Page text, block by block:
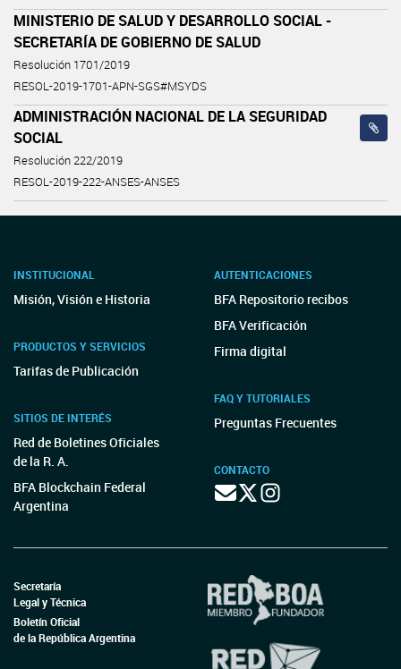
MINISTERIO DE SALUD Y DESARROLLO SOCIAL -
SECRETARÍA DE GOBIERNO DE SALUD
Resolución 1701/2019
RESOL-2019-1701-APN-SGS#MSYDS
ADMINISTRACIÓN NACIONAL DE LA SEGURIDAD
SOCIAL
Resolución 222/2019
RESOL-2019-222-ANSES-ANSES
INSTITUCIONAL
Misión, Visión e Historia
PRODUCTOS Y SERVICIOS
Tarifas de Publicación
SITIOS DE INTERÉS
Red de Boletines Oficiales
de la R. A.
BFA Blockchain Federal
Argentina
AUTENTICACIONES
BFA Repositorio recibos
BFA Verificación
Firma digital
FAQ Y TUTORIALES
Preguntas Frecuentes
CONTACTO
Secretaría
Legal y Técnica
Boletín Oficial
de la República Argentina